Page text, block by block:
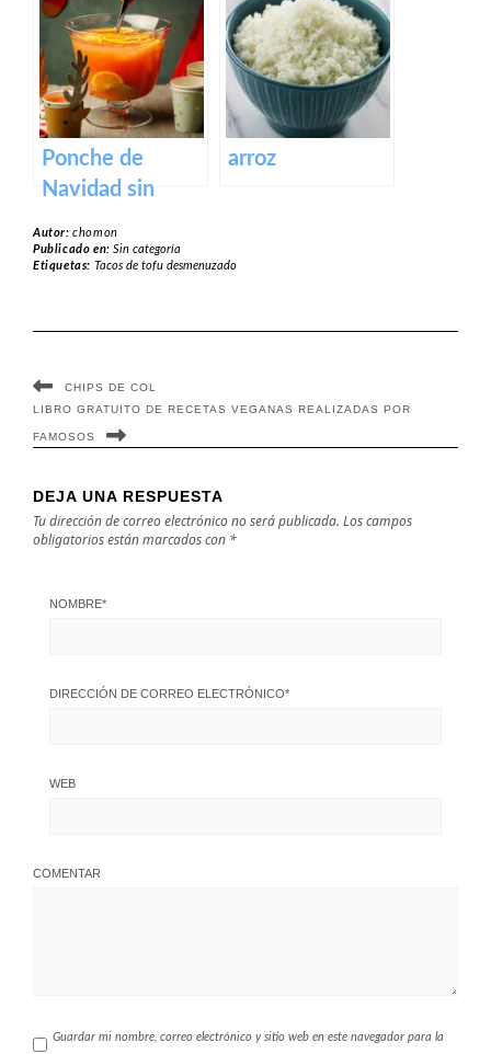
Ponche de
Navidad sin
arroz
Autor:chomon
Publicado en:Sin categoría
Etiquetas: Tacos de tofu desmenuzado
CHIPS DE COL
LIBRO GRATUITO DE RECETAS VEGANAS REALIZADAS POR
FAMOSOS
DEJA UNA RESPUESTA
Tu dirección de correo electrónico no será publicada. Los campos
obligatorios están marcados con *
NOMBRE*
DIRECCIÓN DE CORREO ELECTRÓNICO*
WEB
COMENTAR
Guardar mi nombre, correo electrónico y sitio web en este navegador para la